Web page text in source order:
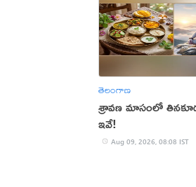
తెలంగాణ
శ్రావణ మాసంలో
ఇవే!
Aug 09, 2026, 08:08 IST